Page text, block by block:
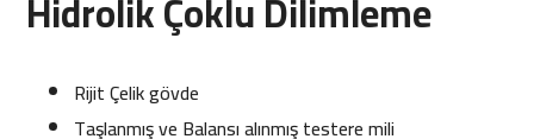
Rijit Çelik gövde
Taşlanmış ve Balansı alınmış testere mili